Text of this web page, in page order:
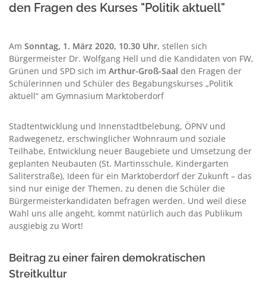
den Fragen des Kurses "Politik aktuell"
Am Sonntag, 1. März 2020, 10.30 Uhr, stellen sich
Bürgermeister Dr. Wolfgang Hell und die Kandidaten von FW,
Grünen und SPD sich im Arthur-Groß-Saal den Fragen der
Schülerinnen und Schüler des Begabungskurses „Politik
aktuell“ am Gymnasium Marktoberdorf
Stadtentwicklung und Innenstadtbelebung, ÖPNV und
Radwegenetz, erschwinglicher Wohnraum und soziale
Teilhabe, Entwicklung neuer Baugebiete und Umsetzung der
geplanten Neubauten (St. Martinsschule, Kindergarten
Saliterstraße), Ideen für ein Marktoberdorf der Zukunft – das
sind nur einige der Themen, zu denen die Schüler die
Bürgermeisterkandidaten befragen werden. Und weil diese
Wahl uns alle angeht, kommt natürlich auch das Publikum
ausgiebig zu Wort!
Beitrag zu einer fairen demokratischen
Streitkultur